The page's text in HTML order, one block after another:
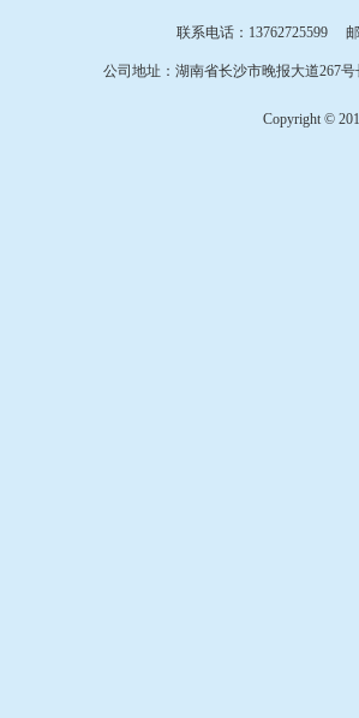
联系电话：13762725599
公司地址：湖南省长沙市晚报大道267
Copyright ©